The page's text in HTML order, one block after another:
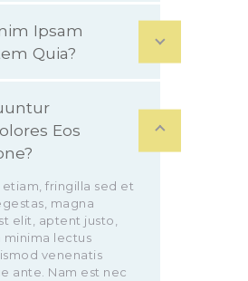
Ipsam
Quia?
Eos
etiam, fringilla sed et
magna
elit, aptent justo,
minima lectus
venenatis
ante. Nam est nec